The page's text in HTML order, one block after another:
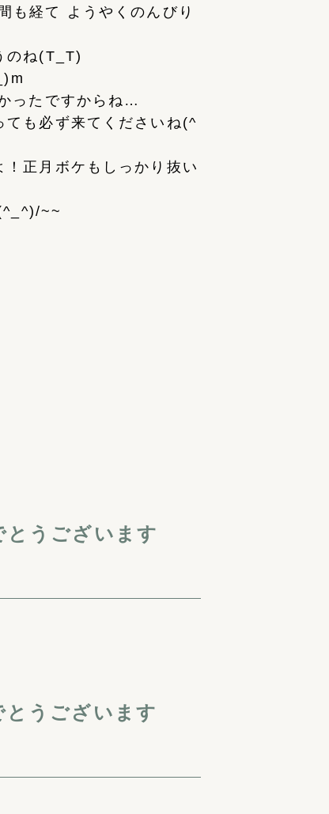
も経て ようやくのんびり
のね(T_T)
ったですからね…
ても必ず来てくださいね(^
正月ボケもしっかり抜い
~~
とうございます
うございます